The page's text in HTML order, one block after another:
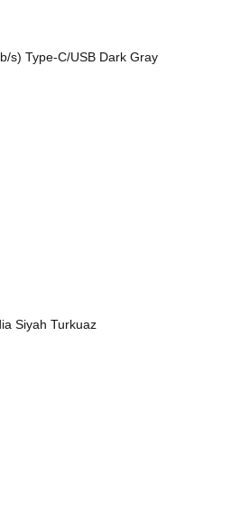
s) Type-C/USB Dark Gray
Siyah Turkuaz